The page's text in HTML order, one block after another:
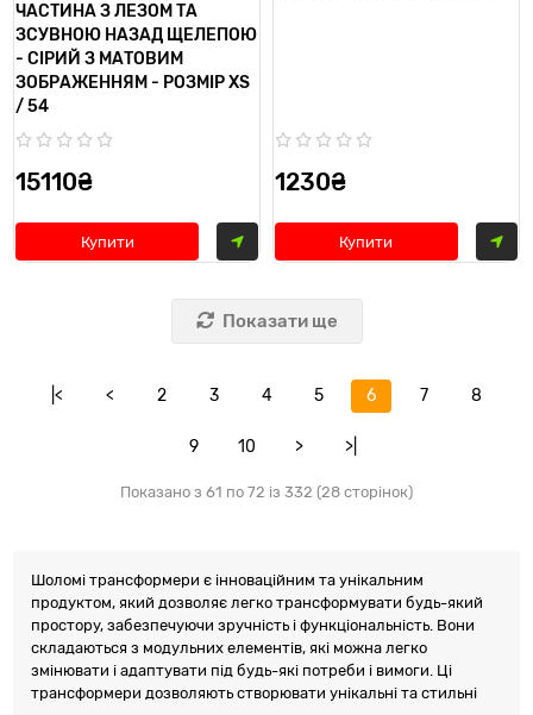
ЧАСТИНА З ЛЕЗОМ ТА
ЗСУВНОЮ НАЗАД ЩЕЛЕПОЮ
- СІРИЙ З МАТОВИМ
ЗОБРАЖЕННЯМ - РОЗМІР XS
/ 54
15110₴
Купити
1230₴
Купити
Показати ще
|< < 2 3 4 5 6 7 8
9 10 > >|
Показано з 61 по 72 із 332 (28 сторінок)
Шоломі трансформери є інноваційним та унікальним
продуктом, який дозволяє легко трансформувати будь-який
простору, забезпечуючи зручність і функціональність. Вони
складаються з модульних елементів, які можна легко
змінювати і адаптувати під будь-які потреби і вимоги. Ці
трансформери дозволяють створювати унікальні та стильні